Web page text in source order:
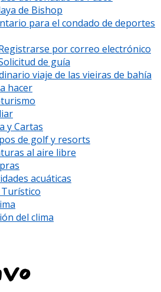
de Bishop
para el condado de deportes
por correo electrónico
de guía
viaje de las vieiras de bahía
hacer
y Cartas
de golf y resorts
al aire libre
acuáticas
del clima